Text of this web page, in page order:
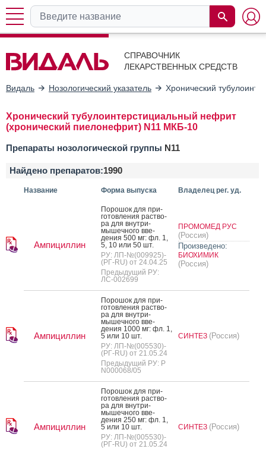
СПРАВОЧНИК
ЛЕКАРСТВЕННЫХ СРЕДСТВ
Видаль Нозологический указатель Хронический
Хронический тубулоинтерстициальный нефрит
(хронический пиелонефрит) N11 МКБ-10
Препараты нозологической группы N11
Найдено препаратов:1990
Название Форма выпуска Владелец рег. уд.
Ампициллин
По­рошок для при­
готов­ле­ния рас­тво­
ра для внут­ри­
мышеч­но­го вве­
дения 500 мг: фл. 1,
5, 10 или 50 шт.
РУ: ЛП-№(009925)-
(РГ-RU) от 24.04.25
Предыдущий РУ:
ЛС-002699
ПРОМОМЕД РУС
(Россия)
Произведено:
БИОХИМИК
(Россия)
Ампициллин
По­рошок для при­
готов­ле­ния рас­тво­
ра для внут­ри­
мышеч­но­го вве­
дения 1000 мг: фл. 1,
5 или 10 шт.
РУ: ЛП-№(005530)-
(РГ-RU) от 21.05.24
Предыдущий РУ: Р
N000068/05
СИНТЕЗ (Россия)
Ампициллин
По­рошок для при­
готов­ле­ния рас­тво­
ра для внут­ри­
мышеч­но­го вве­
дения 250 мг: фл. 1,
5 или 10 шт.
РУ: ЛП-№(005530)-
(РГ-RU) от 21.05.24
СИНТЕЗ (Россия)